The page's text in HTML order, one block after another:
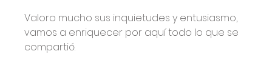
Valoro mucho sus inquietudes y entusiasmo,
vamos a enriquecer por aquí todo lo que se
compartió.